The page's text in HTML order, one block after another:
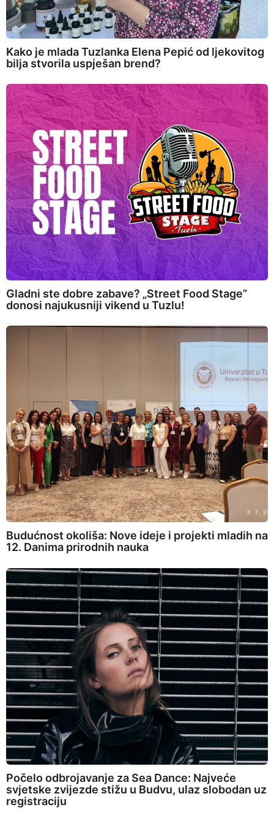
Kako je mlada Tuzlanka Elena Pepić od ljekovitog
bilja stvorila uspješan brend?
Gladni ste dobre zabave? „Street Food Stage”
donosi najukusniji vikend u Tuzlu!
Budućnost okoliša: Nove ideje i projekti mladih na
12. Danima prirodnih nauka
Počelo odbrojavanje za Sea Dance: Najveće
svjetske zvijezde stižu u Budvu, ulaz slobodan uz
registraciju